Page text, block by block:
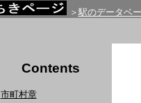
＞ 駅のデータベ
Contents
市町村章